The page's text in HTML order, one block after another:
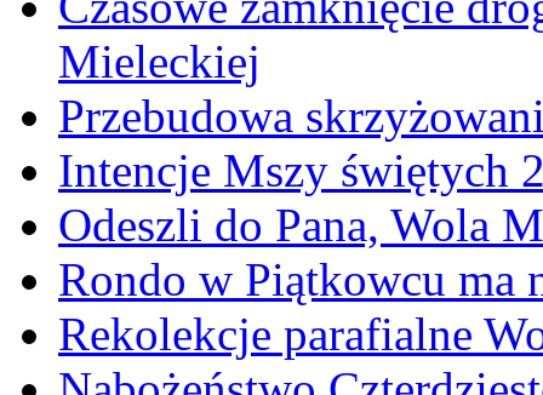
Mieleckiej
Przebudowa
Intencje Mszy świętych
Odeszli do Pana, Wola
Rondo w Piątkowcu ma
Rekolekcje parafialne